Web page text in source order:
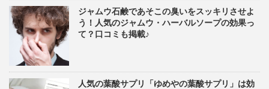
ジャムウ石鹸であそこの臭いをスッキリさせよ
う！人気のジャムウ・ハーバルソープの効果っ
て？口コミも掲載♪
人気の葉酸サプリ「ゆめやの葉酸サプリ」は効